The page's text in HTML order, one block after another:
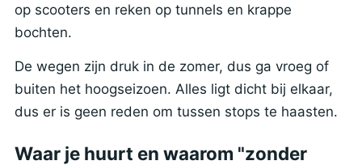
op scooters en reken op tunnels en krappe
bochten.
De wegen zijn druk in de zomer, dus ga vroeg of
buiten het hoogseizoen. Alles ligt dicht bij elkaar,
dus er is geen reden om tussen stops te haasten.
Waar je huurt en waarom "zonder